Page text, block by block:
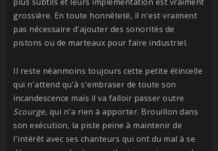
grossière. En toute honnêteté, il n'est vraiment
pas nécessaire d'ajouter des sonorités de
pistons ou de marteaux pour faire industriel.
Il reste néanmoins toujours cette petite étincelle
qui n'attend qu'à s'embraser de toute son
incandescence mais il va falloir passer outre
Scourge, qui n'a rien à apporter. Brouillon dans
son exécution, la piste peine à maintenir de
l'intérêt avec ses chanteurs qui ont du mal à se